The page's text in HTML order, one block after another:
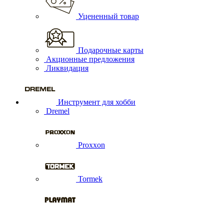
Уцененный товар
Подарочные карты
Акционные предложения
Ликвидация
Инструмент для хобби
Dremel
Proxxon
Tormek